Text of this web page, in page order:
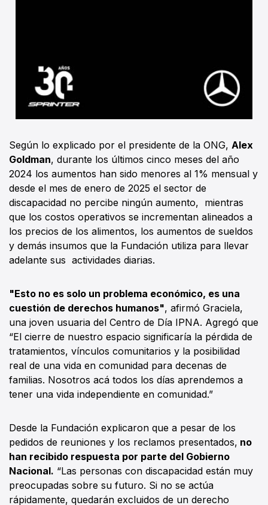
Según lo explicado por el presidente de la ONG, Alex
Goldman, durante los últimos cinco meses del año
2024 los aumentos han sido menores al 1% mensual y
desde el mes de enero de 2025 el sector de
discapacidad no percibe ningún aumento, mientras
que los costos operativos se incrementan alineados a
los precios de los alimentos, los aumentos de sueldos
y demás insumos que la Fundación utiliza para llevar
adelante sus actividades diarias.
"Esto no es solo un problema económico, es una
cuestión de derechos humanos", afirmó Graciela,
una joven usuaria del Centro de Día IPNA. Agregó que
“El cierre de nuestro espacio significaría la pérdida de
tratamientos, vínculos comunitarios y la posibilidad
real de una vida en comunidad para decenas de
familias. Nosotros acá todos los días aprendemos a
tener una vida independiente en comunidad.”
Desde la Fundación explicaron que a pesar de los
pedidos de reuniones y los reclamos presentados, no
han recibido respuesta por parte del Gobierno
Nacional. “Las personas con discapacidad están muy
preocupadas sobre su futuro. Si no se actúa
rápidamente, quedarán excluidos de un derecho